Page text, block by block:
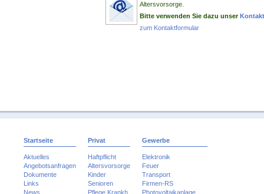
Altersvorsorge.
Bitte verwenden Sie dazu unser
zum Kontaktformular
Startseite
Aktuelles
Angebotsanfragen
Dokumente
Links
News
Privat
Haftpflicht
Altersvorsorge
Kinder
Senioren
Pflege,Krankh.
Gewerbe
Elektronik
Feuer
Transport
Firmen-RS
Photovoltaikanlage